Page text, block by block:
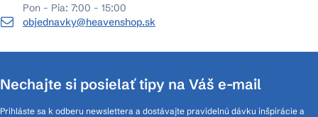
Pon - Pia: 7:00 - 15:00
objednavky@heavenshop.sk
Nechajte si posielať tipy na Váš e-mail
Prihláste sa k odberu newslettera a dostávajte pravidelnú dávku inšpirácie a